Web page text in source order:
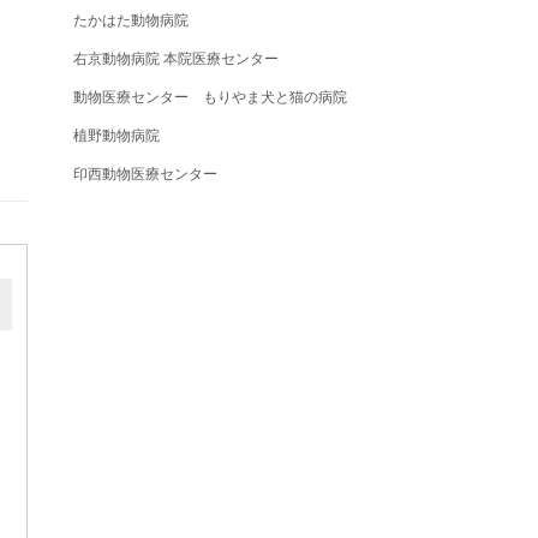
たかはた動物病院
右京動物病院 本院医療センター
動物医療センター もりやま犬と猫の病院
植野動物病院
印西動物医療センター